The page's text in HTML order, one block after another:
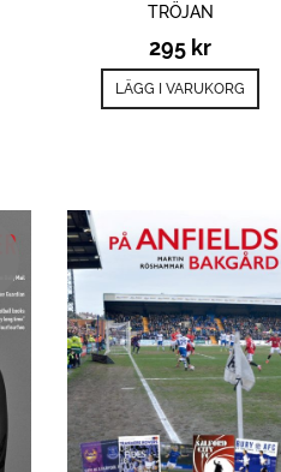
TRÖJAN
295 kr
LÄGG I VARUKORG